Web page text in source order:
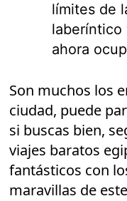
límites de
laberíntico
ahora
Son muchos los
ciudad, puede
si buscas bien,
viajes baratos
fantásticos con
maravillas de